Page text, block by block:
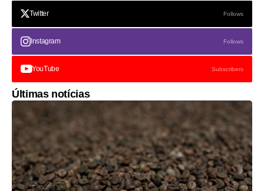
Twitter Follows
Instagram Follows
YouTube Subscribers
Últimas notícias